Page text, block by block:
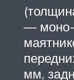
— моно-
мм,